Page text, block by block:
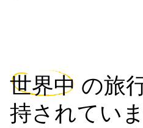
世界中 の旅
持されてい